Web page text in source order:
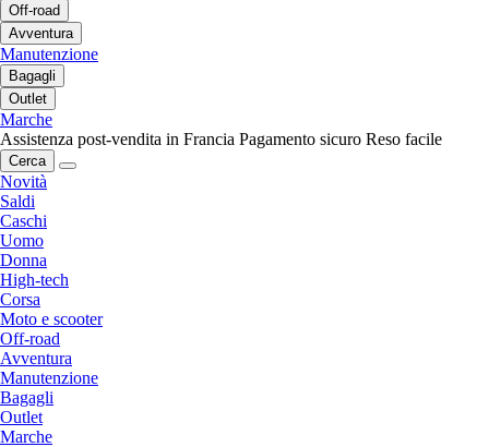
Off-road
Avventura
Manutenzione
Bagagli
Outlet
Marche
Assistenza post-vendita in Francia Pagamento sicuro Reso facile
Cerca
Novità
Saldi
Caschi
Uomo
Donna
High-tech
Corsa
Moto e scooter
Off-road
Avventura
Manutenzione
Bagagli
Outlet
Marche